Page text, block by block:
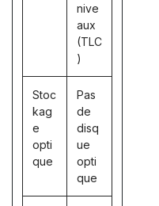
nive
aux
(TLC
)
Stoc
kag
e
opti
que
Pas
de
disq
ue
opti
que